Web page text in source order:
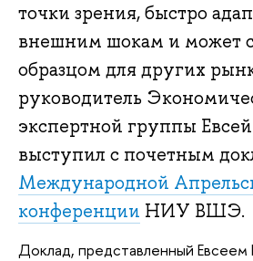
точки зрения, быстро
внешним шокам и может
образцом для других
руководитель
экспертной группы
выступил с почетным
Международной
конференции НИУ ВШЭ.
Доклад, представленный Евсеем